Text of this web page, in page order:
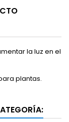
la luz en el
plantas.